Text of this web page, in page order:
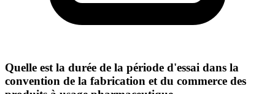
Quelle est la durée de la période d'essai dans la
convention de la fabrication et du commerce des